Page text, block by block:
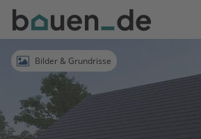
Bauen
Logo
AnmeldenBilder & Grundrisse